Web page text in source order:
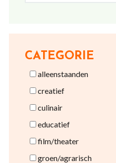
CATEGORIE
alleenstaanden
creatief
culinair
educatief
film/theater
groen/agrarisch